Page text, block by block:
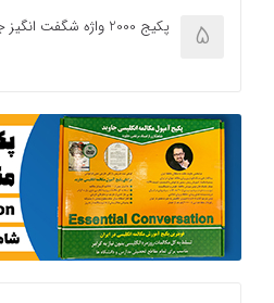
5 پکیج 2000 واژه شگفت انگیز جاوید